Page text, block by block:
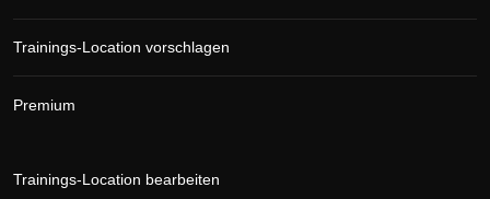
Trainings-Location vorschlagen
Premium
Trainings-Location bearbeiten